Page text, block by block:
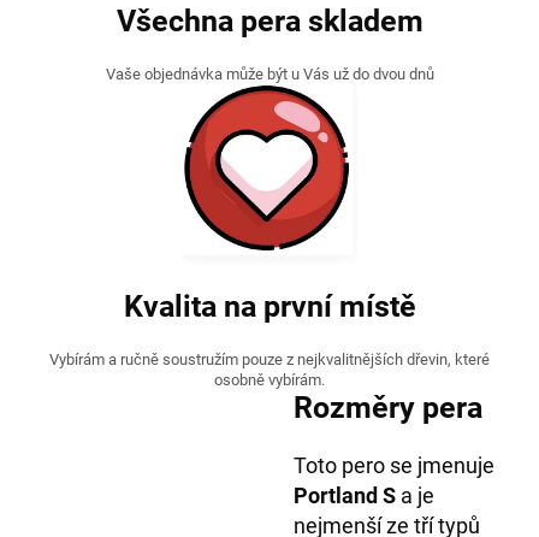
Všechna pera skladem
Vaše objednávka může být u Vás už do dvou dnů
Kvalita na první místě
Vybírám a ručně soustružím pouze z nejkvalitnějších dřevin, které
osobně vybírám.
Rozměry pera
Toto pero se jmenuje
Portland S a je
nejmenší ze tří typů